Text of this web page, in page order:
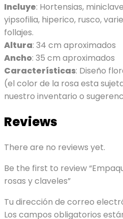
Incluye: Hortensias,
yipsofilia, hiperico, rusco,
follajes.
Altura: 34 cm aproximados
Ancho: 35 cm aproximados
Características: Diseño
(el color de la rosa esta
nuestro inventario o
Reviews
There are no reviews yet.
Be the first to review
rosas y claveles”
Tu dirección de correo
Los campos obligatorios